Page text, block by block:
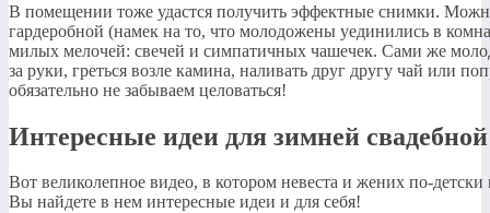
В помещении тоже удастся получить эффектные снимки.
гардеробной (намек на то, что молодожены уединились в
милых мелочей: свечей и симпатичных чашечек. Сами же
за руки, греться возле камина, наливать друг другу чай или
обязательно не забываем целоваться!
Интересные идеи для зимней
Вот великолепное видео, в котором невеста и жених по-
Вы найдете в нем интересные идеи и для себя!